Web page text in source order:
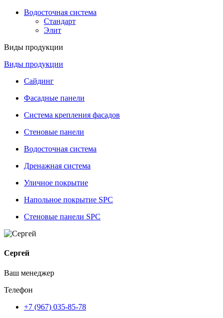
Водосточная система
Стандарт
Элит
Виды продукции
Виды продукции
Сайдинг
Фасадные панели
Система крепления фасадов
Стеновые панели
Водосточная система
Дренажная система
Уличное покрытие
Напольное покрытие SPC
Стеновые панели SPC
Сергей
Ваш менеджер
Телефон
+7 (967) 035-85-78